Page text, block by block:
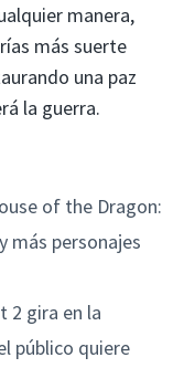
manera,
más suerte
una paz
la guerra.
of the Dragon:
más personajes
2 gira en la
público quiere